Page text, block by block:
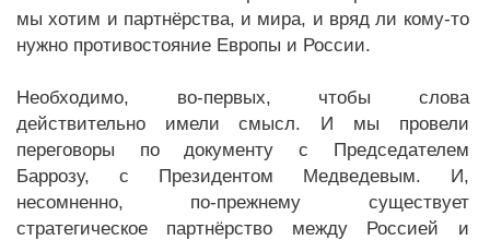
мы хотим и партнёрства, и мира, и вряд ли кому-то
нужно противостояние Европы и России.
Необходимо, во-первых, чтобы слова
действительно имели смысл. И мы провели
переговоры по документу с Председателем
Баррозу, с Президентом Медведевым. И,
несомненно, по-прежнему существует
стратегическое партнёрство между Россией и